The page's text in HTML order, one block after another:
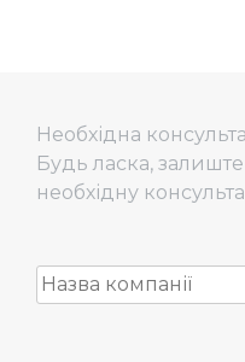
Необхідна
Будь ласка,
необхідну